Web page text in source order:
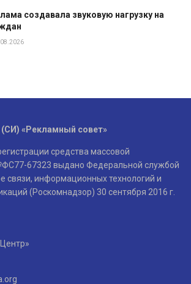
создавала звуковую нагрузку на
(СИ) «Рекламный совет»
средства массовой
67323 выдано Федеральной службой
связи, информационных технологий и
(Роскомнадзор) 30 сентября 2016 г.